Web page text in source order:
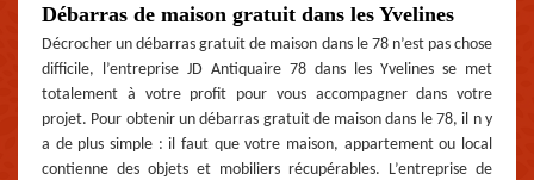
Débarras de maison gratuit dans les Yvelines
Décrocher un débarras gratuit de maison dans le 78 n’est pas chose
difficile, l’entreprise JD Antiquaire 78 dans les Yvelines se met
totalement à votre profit pour vous accompagner dans votre
projet. Pour obtenir un débarras gratuit de maison dans le 78, il n y
a de plus simple : il faut que votre maison, appartement ou local
contienne des objets et mobiliers récupérables. L’entreprise de